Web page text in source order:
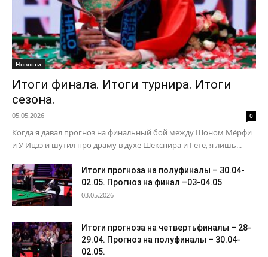
Новости
Итоги финала. Итоги турнира. Итоги
сезона.
05.05.2026 0
Когда я давал прогноз на финальный бой между Шоном Мёрфи
и У Ицзэ и шутил про драму в духе Шекспира и Гёте, я лишь...
Итоги прогноза на полуфиналы – 30.04-
02.05. Прогноз на финал –03-04.05
03.05.2026
Итоги прогноза на четвертьфиналы – 28-
29.04. Прогноз на полуфиналы – 30.04-
02.05.